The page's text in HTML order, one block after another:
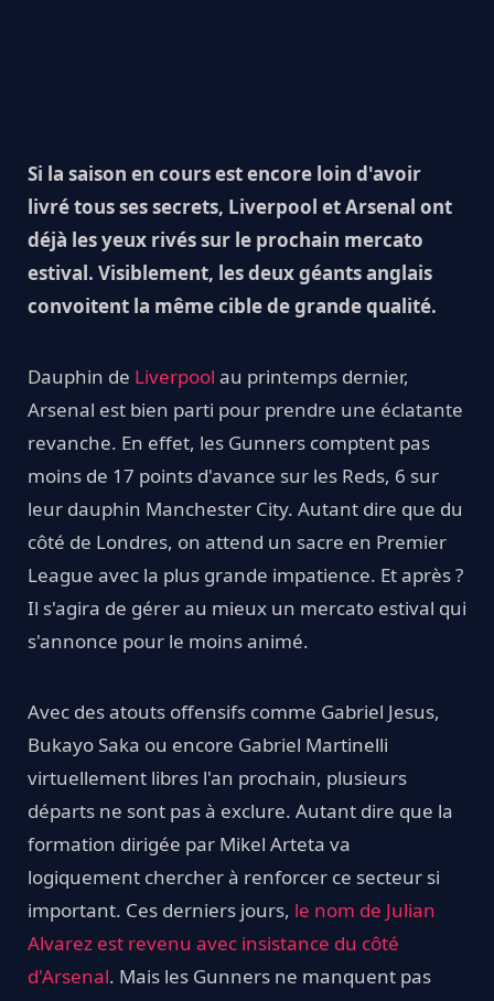
Si la saison en cours est encore loin d'avoir
livré tous ses secrets, Liverpool et Arsenal ont
déjà les yeux rivés sur le prochain mercato
estival. Visiblement, les deux géants anglais
convoitent la même cible de grande qualité.
Dauphin de Liverpool au printemps dernier,
Arsenal est bien parti pour prendre une éclatante
revanche. En effet, les Gunners comptent pas
moins de 17 points d'avance sur les Reds, 6 sur
leur dauphin Manchester City. Autant dire que du
côté de Londres, on attend un sacre en Premier
League avec la plus grande impatience. Et après ?
Il s'agira de gérer au mieux un mercato estival qui
s'annonce pour le moins animé.
Avec des atouts offensifs comme Gabriel Jesus,
Bukayo Saka ou encore Gabriel Martinelli
virtuellement libres l'an prochain, plusieurs
départs ne sont pas à exclure. Autant dire que la
formation dirigée par Mikel Arteta va
logiquement chercher à renforcer ce secteur si
important. Ces derniers jours, le nom de Julian
Alvarez est revenu avec insistance du côté
d'Arsenal. Mais les Gunners ne manquent pas